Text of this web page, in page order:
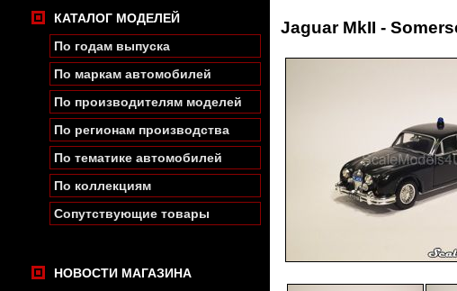
КАТАЛОГ МОДЕЛЕЙ
По годам выпуска
По маркам автомобилей
По производителям моделей
По регионам производства
По тематике автомобилей
По коллекциям
Сопутствующие товары
НОВОСТИ МАГАЗИНА
Jaguar MkII -